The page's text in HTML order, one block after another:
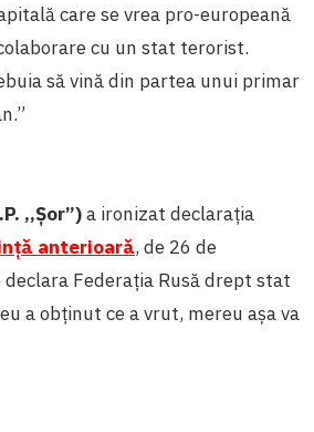
care se vrea pro-europeană
cu un stat terorist.
să vină din partea unui primar
,,Șor”)a ironizat declarația
anterioară, de 26 de
Federația Rusă drept stat
a obținut ce a vrut, mereu așa va